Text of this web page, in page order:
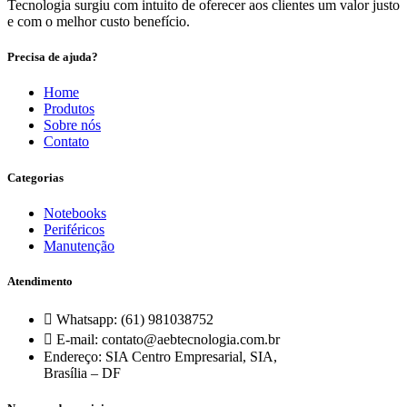
Tecnologia surgiu com intuito de oferecer aos clientes um valor justo
e com o melhor custo benefício.
Precisa de ajuda?
Home
Produtos
Sobre nós
Contato
Categorias
Notebooks
Periféricos
Manutenção
Atendimento
Whatsapp: (61) 981038752
E-mail: contato@aebtecnologia.com.br
Endereço: SIA Centro Empresarial, SIA,
Brasília – DF